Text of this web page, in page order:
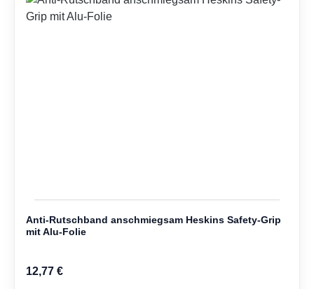
Anti-Rutschband anschmiegsam Heskins Safety-Grip
mit Alu-Folie
12,77 €